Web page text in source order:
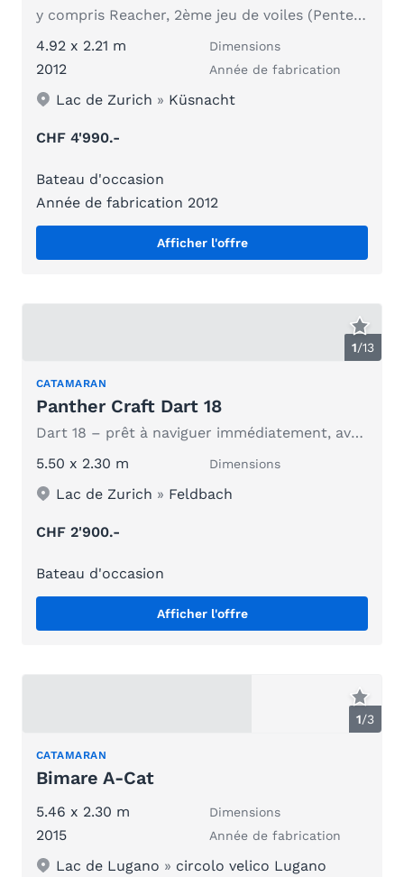
y compris Reacher, 2ème jeu de voiles (Pentex Foliensegel)
4.92 x 2.21 m
Dimensions
2012 Année de fabrication
Lac de Zurich » Küsnacht
CHF 4'990.-
Bateau d'occasion
Année de fabrication 2012
Afficher l'offre
1/13
CATAMARAN
Panther Craft Dart 18
Dart 18 – prêt à naviguer immédiatement, avec un slip et une nouvelle housse de protection
5.50 x 2.30 m
Dimensions
Lac de Zurich » Feldbach
CHF 2'900.-
Bateau d'occasion
Afficher l'offre
1/3
CATAMARAN
Bimare A-Cat
5.46 x 2.30 m Dimensions
2015 Année de fabrication
Lac de Lugano » circolo velico Lugano